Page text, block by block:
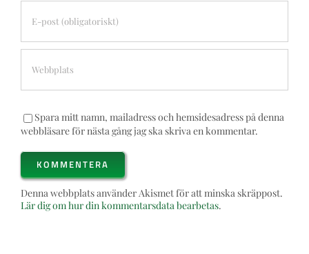
Spara mitt namn, mailadress och hemsidesadress på denna
webbläsare för nästa gång jag ska skriva en kommentar.
Denna webbplats använder Akismet för att minska skräppost.
Lär dig om hur din kommentarsdata bearbetas.